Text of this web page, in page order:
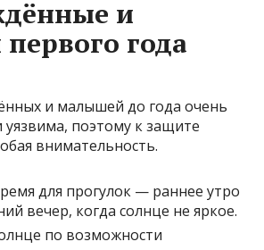
и
года
и малышей до года очень
уязвима, поэтому к защите
внимательность.
для прогулок — раннее утро
вечер, когда солнце не яркое.
по возможности